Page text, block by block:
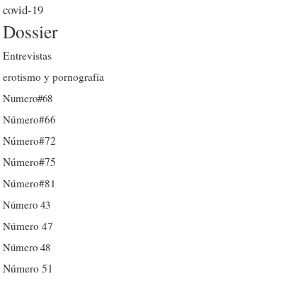
covid-19
Dossier
Entrevistas
erotismo y pornografía
Numero#68
Número#66
Número#72
Número#75
Número#81
Número 43
Número 47
Número 48
Número 51